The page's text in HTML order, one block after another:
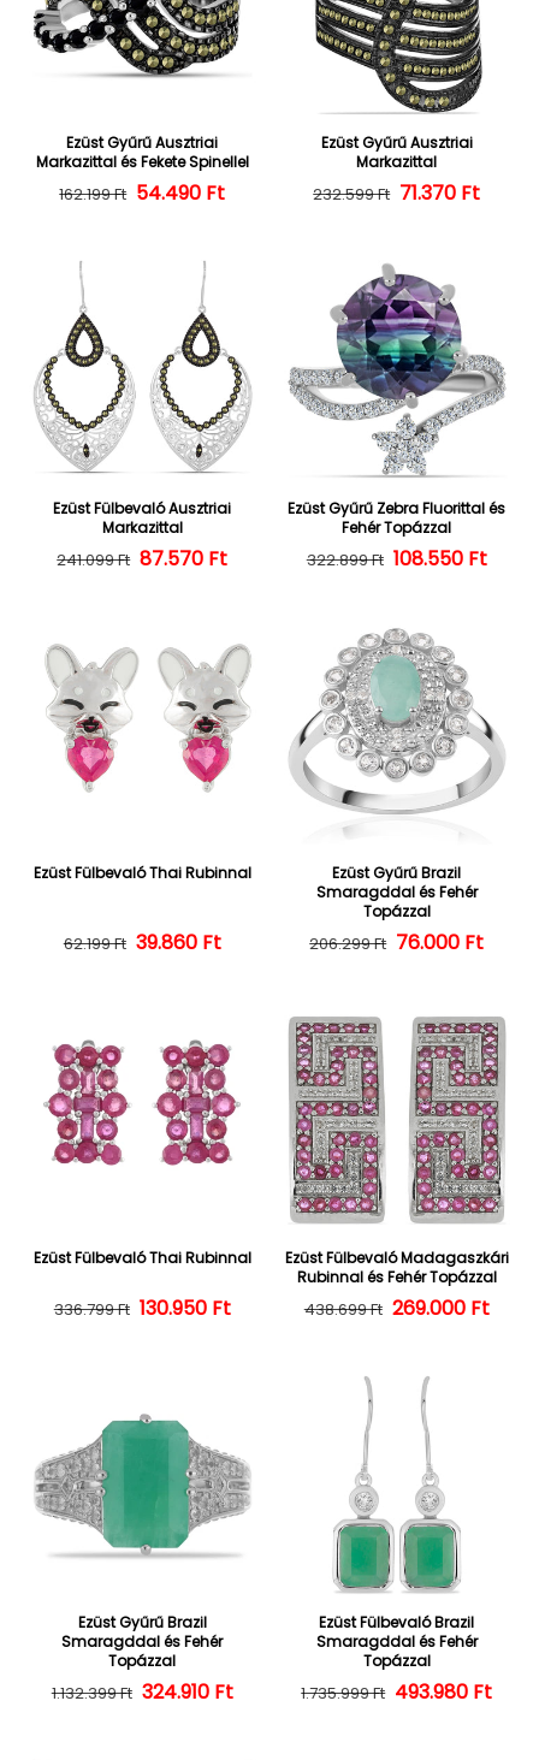
Ezüst Gyűrű Ausztriai
Markazittal és Fekete Spinellel
Normál ár
162.199 Ft Kedvezményes ár
54.490 Ft
Ezüst Gyűrű Ausztriai
Markazittal
Normál ár
232.599 Ft 71.370 Ft
Ezüst Fülbevaló Ausztriai
Markazittal
Normál ár
241.099 Ft Kedvezményes ár
87.570 Ft
Ezüst Gyűrű Zebra Fluorittal és
Fehér Topázzal
Normál ár
322.899 Ft 108.550 Ft
Ezüst Fülbevaló Thai Rubinnal
Normál ár
62.199 Ft Kedvezményes ár
39.860 Ft
Ezüst Gyűrű Brazil
Smaragddal és Fehér
Topázzal
Normál ár
206.299 Ft 76.000 Ft
Ezüst Fülbevaló Thai Rubinnal
Normál ár
336.799 Ft Kedvezményes ár
130.950 Ft
Ezüst Fülbevaló Madagaszkári
Rubinnal és Fehér Topázzal
Normál ár
438.699 Ft 269.000 Ft
Ezüst Gyűrű Brazil
Smaragddal és Fehér
Topázzal
Normál ár
1.132.399 Ft Kedvezményes ár
324.910 Ft
Ezüst Fülbevaló Brazil
Smaragddal és Fehér
Topázzal
Normál ár
1.735.999 Ft 493.980 Ft